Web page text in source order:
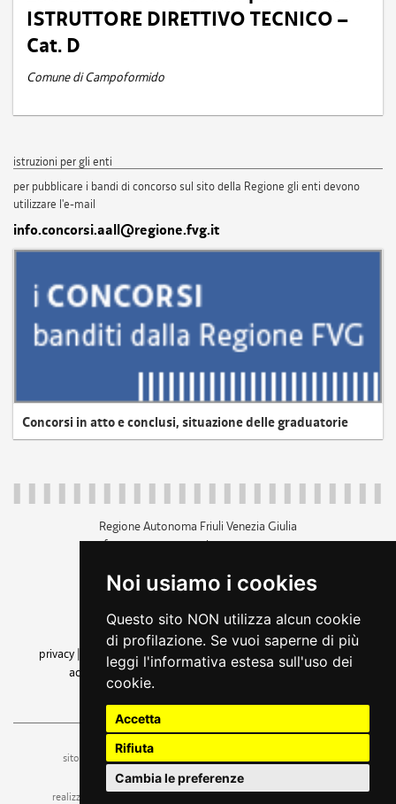
Noi usiamo i cookies
Questo sito NON utilizza alcun cookie
di profilazione. Se vuoi saperne di più
leggi l'informativa estesa sull'uso dei
cookie.
Accetta
Rifiuta
Cambia le preferenze
ISTRUTTORE DIRETTIVO TECNICO –
Cat. D
Comune di Campoformido
istruzioni per gli enti
per pubblicare i bandi di concorso sul sito della Regione gli enti devono
utilizzare l'e-mail
info.concorsi.aall@regione.fvg.it
Concorsi in atto e conclusi, situazione delle graduatorie
Regione Autonoma Friuli Venezia Giulia
c.f. 80014930327; p.iva 00526040324
+39 040 3771111
amministrazione trasparente
privacy
cookie |note legali accessibilità
dichiarazione di
accessibilità| feedback
cambio preferenze cookie
sito a cura dell'ufficio stampa e comunicazione
realizzazione